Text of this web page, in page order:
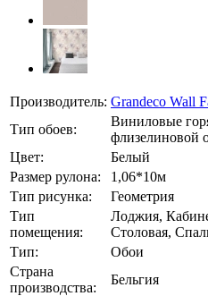
Производитель: Grandeco Wall
Тип обоев:
Виниловые
флизелиновой
Цвет:
Белый
Размер рулона:
1,06*10м
Тип рисунка:
Геометрия
Тип
помещения:
Лоджия,
Столовая,
Тип:
Обои
Страна
производства:
Бельгия